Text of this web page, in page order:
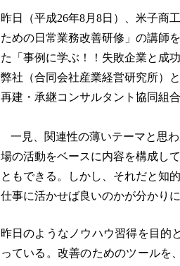
昨日（平成26年8月 8日）、米子商
ための日常業務改善研修」の講師
た「事例に学ぶ！！失敗企業と成
弊社（合同会社産業経営研究所）
再建・承継コンサルタント協同組
一見、関連性の薄いテーマと思
場の活動をベースに内容を構成し
ともできる。しかし、それだと知
仕事に活かせば良いのかが分かりに
昨日のようなノウハウ習得を目的
っている。改善のためのツールを